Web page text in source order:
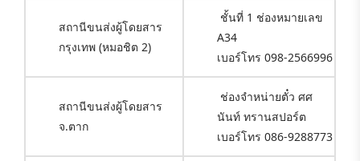
สถานีขนส่งผู้โดยสาร
กรุงเทพ (หมอชิต 2)
ชั้นที่ 1 ช่องหมายเลข
A34
เบอร์โทร 098-2566996
สถานีขนส่งผู้โดยสาร
จ.ตาก
ช่องจำหน่ายตั๋ว ศศ
นันท์ ทรานสปอร์ต
เบอร์โทร 086-9288773